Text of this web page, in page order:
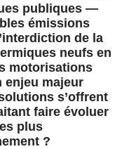
publiques —
émissions
de la
neufs en
motorisations
enjeu majeur
s’offrent
faire évoluer
plus
?